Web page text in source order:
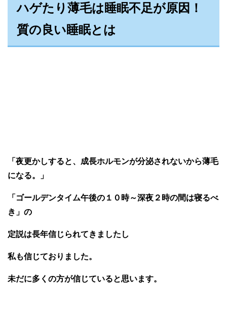
ハゲたり薄毛は睡眠不足が原因！
質の良い睡眠とは
「夜更かしすると、成長ホルモンが分泌されないから薄毛
になる。」
「ゴールデンタイム午後の１０時～深夜２時の間は寝るべ
き」の
定説は長年信じられてきましたし
私も信じておりました。
未だに多くの方が信じていると思います。